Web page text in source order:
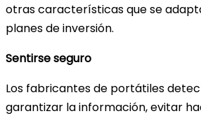
otras características que se
planes de inversión.
Sentirse seguro
Los fabricantes de portátiles
garantizar la información, evitar